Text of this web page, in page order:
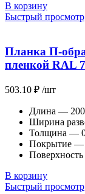
В корзину
Быстрый просмотр
Планка П-
пленкой RAL
503.10 ₽ /шт
Длина —
Ширина
Толщина —
Покрытие —
В корзину
Быстрый просмотр